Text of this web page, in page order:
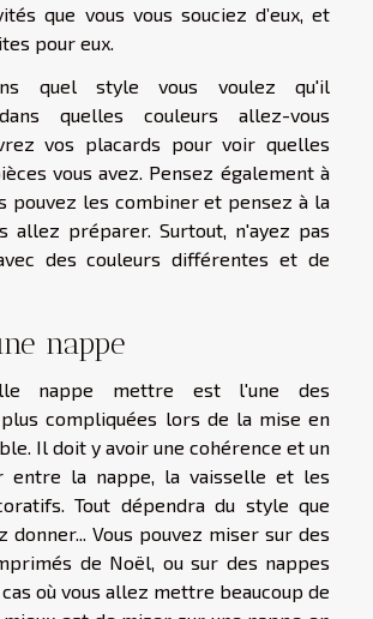
que vous vous souciez d’eux, et
pour eux.
quel style vous voulez qu'il
quelles couleurs allez-vous
vos placards pour voir quelles
vous avez. Pensez également à
pouvez les combiner et pensez à la
allez préparer. Surtout, n'ayez pas
des couleurs différentes et de
nappe
nappe mettre est l'une des
compliquées lors de la mise en
Il doit y avoir une cohérence et un
entre la nappe, la vaisselle et les
Tout dépendra du style que
donner... Vous pouvez miser sur des
de Noël, ou sur des nappes
où vous allez mettre beaucoup de